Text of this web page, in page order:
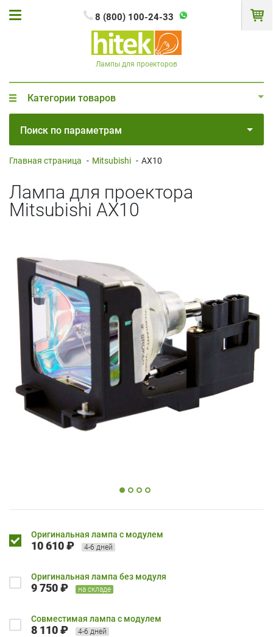
8 (800) 100-24-33
Лампы для проекторов
Категории товаров
Поиск по параметрам
Главная страница - Mitsubishi - AX10
Лампа для проектора
Mitsubishi AX10
Оригинальная лампа с модулем
10 610 ₽ 4-6 дней
Оригинальная лампа без модуля
9 750 ₽ на складе
Совместимая лампа с модулем
8 110 ₽ 4-6 дней